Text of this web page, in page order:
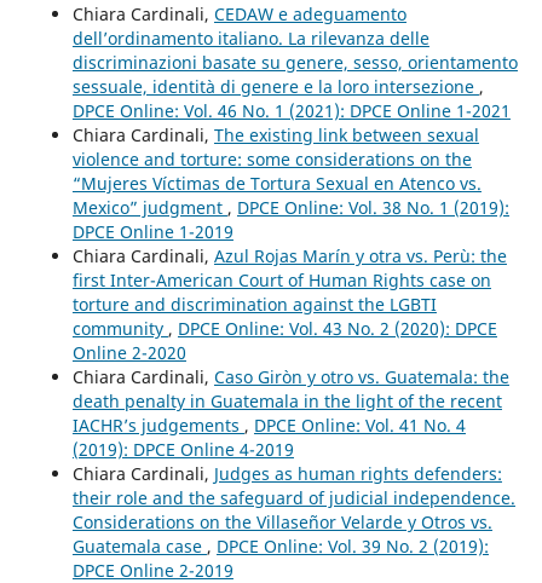
Chiara Cardinali, CEDAW e adeguamento
dell’ordinamento italiano. La rilevanza delle
discriminazioni basate su genere, sesso, orientamento
sessuale, identità di genere e la loro intersezione ,
DPCE Online: Vol. 46 No. 1 (2021): DPCE Online 1-2021
Chiara Cardinali, The existing link between sexual
violence and torture: some considerations on the
“Mujeres Víctimas de Tortura Sexual en Atenco vs.
Mexico” judgment , DPCE Online: Vol. 38 No. 1 (2019):
DPCE Online 1-2019
Chiara Cardinali, Azul Rojas Marín y otra vs. Perù: the
first Inter-American Court of Human Rights case on
torture and discrimination against the LGBTI
community , DPCE Online: Vol. 43 No. 2 (2020): DPCE
Online 2-2020
Chiara Cardinali, Caso Giròn y otro vs. Guatemala: the
death penalty in Guatemala in the light of the recent
IACHR’s judgements , DPCE Online: Vol. 41 No. 4
(2019): DPCE Online 4-2019
Chiara Cardinali, Judges as human rights defenders:
their role and the safeguard of judicial independence.
Considerations on the Villaseñor Velarde y Otros vs.
Guatemala case , DPCE Online: Vol. 39 No. 2 (2019):
DPCE Online 2-2019